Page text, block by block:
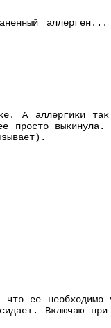
А аллергики
просто выкинула.
ее необходимо
Включаю при